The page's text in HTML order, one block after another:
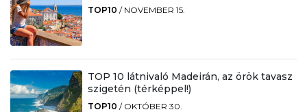
TOP10 / NOVEMBER 15.
TOP 10 látnivaló Madeirán, az örök tavasz
szigetén (térképpel!)
TOP10 / OKTÓBER 30.